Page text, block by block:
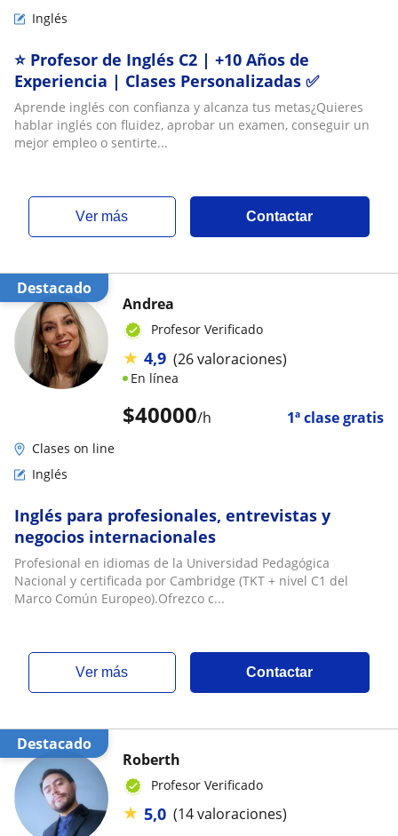
Inglés
⭐ Profesor de Inglés C2 | +10 Años de
Experiencia | Clases Personalizadas ✅
Aprende inglés con confianza y alcanza tus metas¿Quieres
hablar inglés con fluidez, aprobar un examen, conseguir un
mejor empleo o sentirte...
ver más Contactar
Destacado
$40000/h 1ª clase gratis
Andrea
Profesor Verificado
★ 4,9 (26 valoraciones)
En línea
Clases on line
Inglés
Inglés para profesionales, entrevistas y
negocios internacionales
Profesional en idiomas de la Universidad Pedagógica
Nacional y certificada por Cambridge (TKT + nivel C1 del
Marco Común Europeo).Ofrezco c...
ver más Contactar
Destacado
Roberth
Profesor Verificado
★ 5,0 (14 valoraciones)